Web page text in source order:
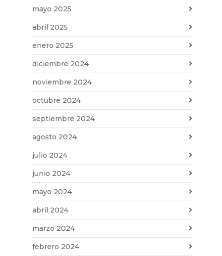
mayo 2025
abril 2025
enero 2025
diciembre 2024
noviembre 2024
octubre 2024
septiembre 2024
agosto 2024
julio 2024
junio 2024
mayo 2024
abril 2024
marzo 2024
febrero 2024